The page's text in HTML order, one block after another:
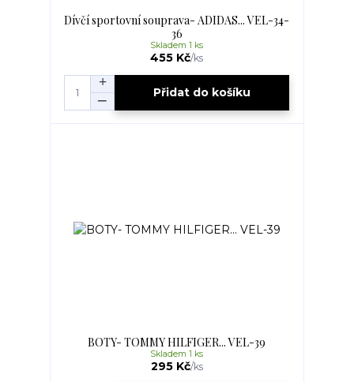
Dívčí sportovní souprava- ADIDAS... VEL-34-
36
455 Kč/ks
Skladem 1 ks
Přidat do košíku
BOTY- TOMMY HILFIGER... VEL-39
295 Kč/ks
Skladem 1 ks